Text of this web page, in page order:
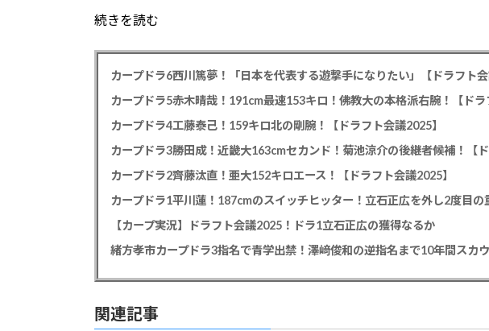
続きを読む
カープドラ6西川篤夢！「日本を代表する遊撃手になりたい」【ドラフト会
カープドラ5赤木晴哉！191cm最速153キロ！佛教大の本格派右腕！【ドラ
カープドラ4工藤泰己！159キロ北の剛腕！【ドラフト会議2025】
カープドラ3勝田成！近畿大163cmセカンド！菊池涼介の後継者候補！【ド
カープドラ2齊藤汰直！亜大152キロエース！【ドラフト会議2025】
【カープ実況】ドラフト会議2025！ドラ1立石正広の獲得なるか
緒方孝市カープドラ3指名で青学出禁！澤﨑俊和の逆指名まで10年間スカ
関連記事